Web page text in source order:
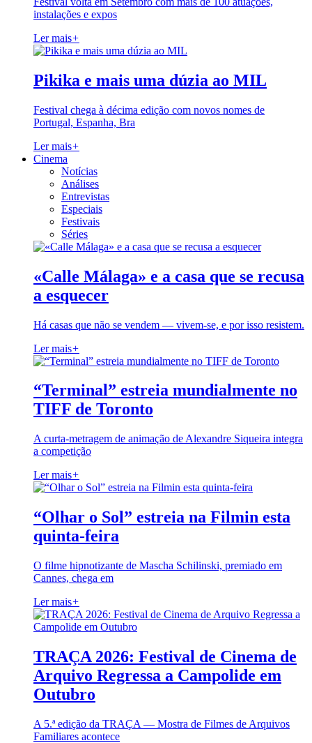
instalações e expos
Ler mais+
Pikika e mais uma dúzia ao MIL
Festival chega à décima edição com novos nomes de
Portugal, Espanha, Bra
Ler mais+
Cinema
Notícias
Análises
Entrevistas
Especiais
Festivais
Séries
«Calle Málaga» e a casa que se recusa
a esquecer
Há casas que não se vendem — vivem-se, e por isso resistem.
Ler mais+
“Terminal” estreia mundialmente no
TIFF de Toronto
A curta-metragem de animação de Alexandre Siqueira integra
a competição
Ler mais+
“Olhar o Sol” estreia na Filmin esta
quinta-feira
O filme hipnotizante de Mascha Schilinski, premiado em
Cannes, chega em
Ler mais+
TRAÇA 2026: Festival de Cinema de
Arquivo Regressa a Campolide em
Outubro
A 5.ª edição da TRAÇA — Mostra de Filmes de Arquivos
Familiares acontece